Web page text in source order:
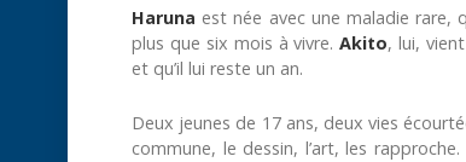
Haruna est née avec une maladie rare,
plus que six mois à vivre.Akito, lui,
et qu’il lui reste un an.
Deux jeunes de 17 ans, deux vies
commune, le dessin, l’art, les rapproche.